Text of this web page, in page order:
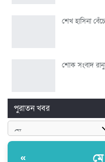
শেখ হাসিনা
শোক সংবাদ
পুরাতন খবর
«